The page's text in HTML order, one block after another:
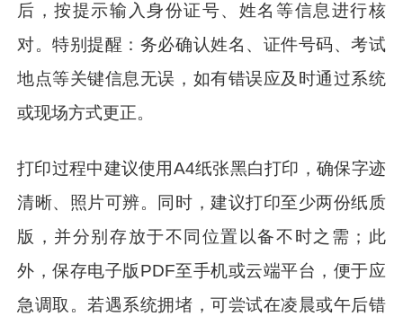
后，按提示输入身份证号、姓名等信息进行核
对。特别提醒：务必确认姓名、证件号码、考试
地点等关键信息无误，如有错误应及时通过系统
或现场方式更正。
打印过程中建议使用A4纸张黑白打印，确保字迹
清晰、照片可辨。同时，建议打印至少两份纸质
版，并分别存放于不同位置以备不时之需；此
外，保存电子版PDF至手机或云端平台，便于应
急调取。若遇系统拥堵，可尝试在凌晨或午后错